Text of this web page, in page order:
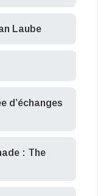
Laube
d’échanges
: The